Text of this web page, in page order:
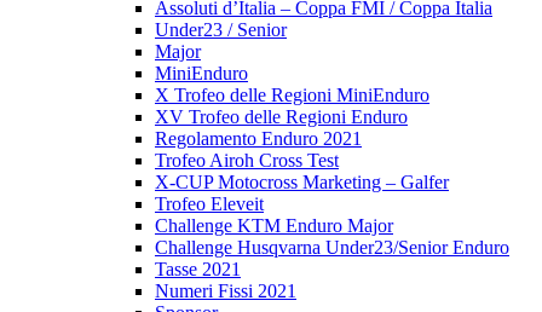
Assoluti d’Italia – Coppa FMI / Coppa Italia
Under23 / Senior
Major
MiniEnduro
X Trofeo delle Regioni MiniEnduro
XV Trofeo delle Regioni Enduro
Regolamento Enduro 2021
Trofeo Airoh Cross Test
X-CUP Motocross Marketing – Galfer
Trofeo Eleveit
Challenge KTM Enduro Major
Challenge Husqvarna Under23/Senior Enduro
Tasse 2021
Numeri Fissi 2021